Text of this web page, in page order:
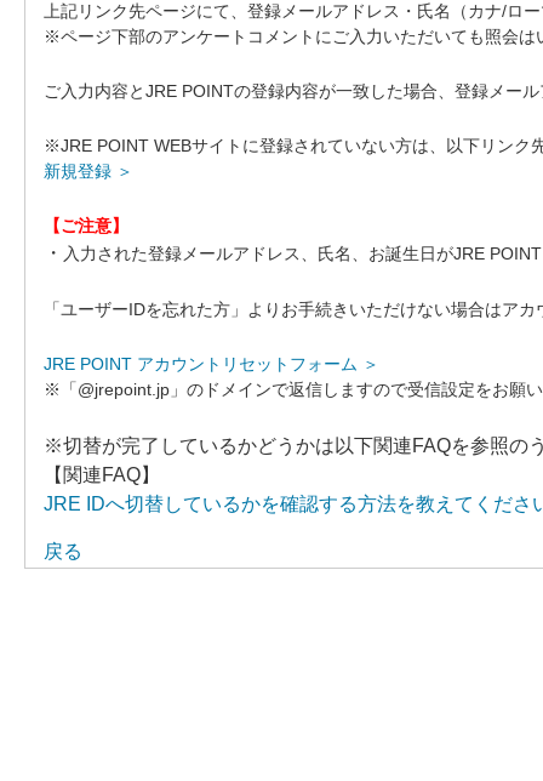
上記リンク先ページにて、登録メールアドレス・氏名（カナ/ロ
※ページ下部のアンケートコメントにご入力いただいても照会は
ご入力内容とJRE POINTの登録内容が一致した場合、登録メー
※JRE POINT WEBサイトに登録されていない方は、以下リンク
新規登録 ＞
【ご注意】
・ 入力された登録メールアドレス、氏名、お誕生日がJRE
「ユーザーIDを忘れた方」よりお手続きいただけない場合はア
JRE POINT アカウントリセットフォーム ＞
※「@jrepoint.jp」のドメインで返信しますので受信設定をお願
※切替が完了しているかどうかは以下関連FAQを参照の
【関連FAQ】
JRE IDへ切替しているかを確認する方法を教えてくださ
戻る